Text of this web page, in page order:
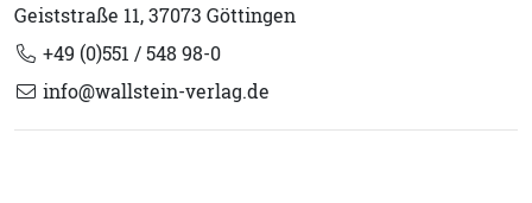
Geiststraße 11, 37073 Göttingen
+49 (0)551 / 548 98-0
info@wallstein-verlag.de